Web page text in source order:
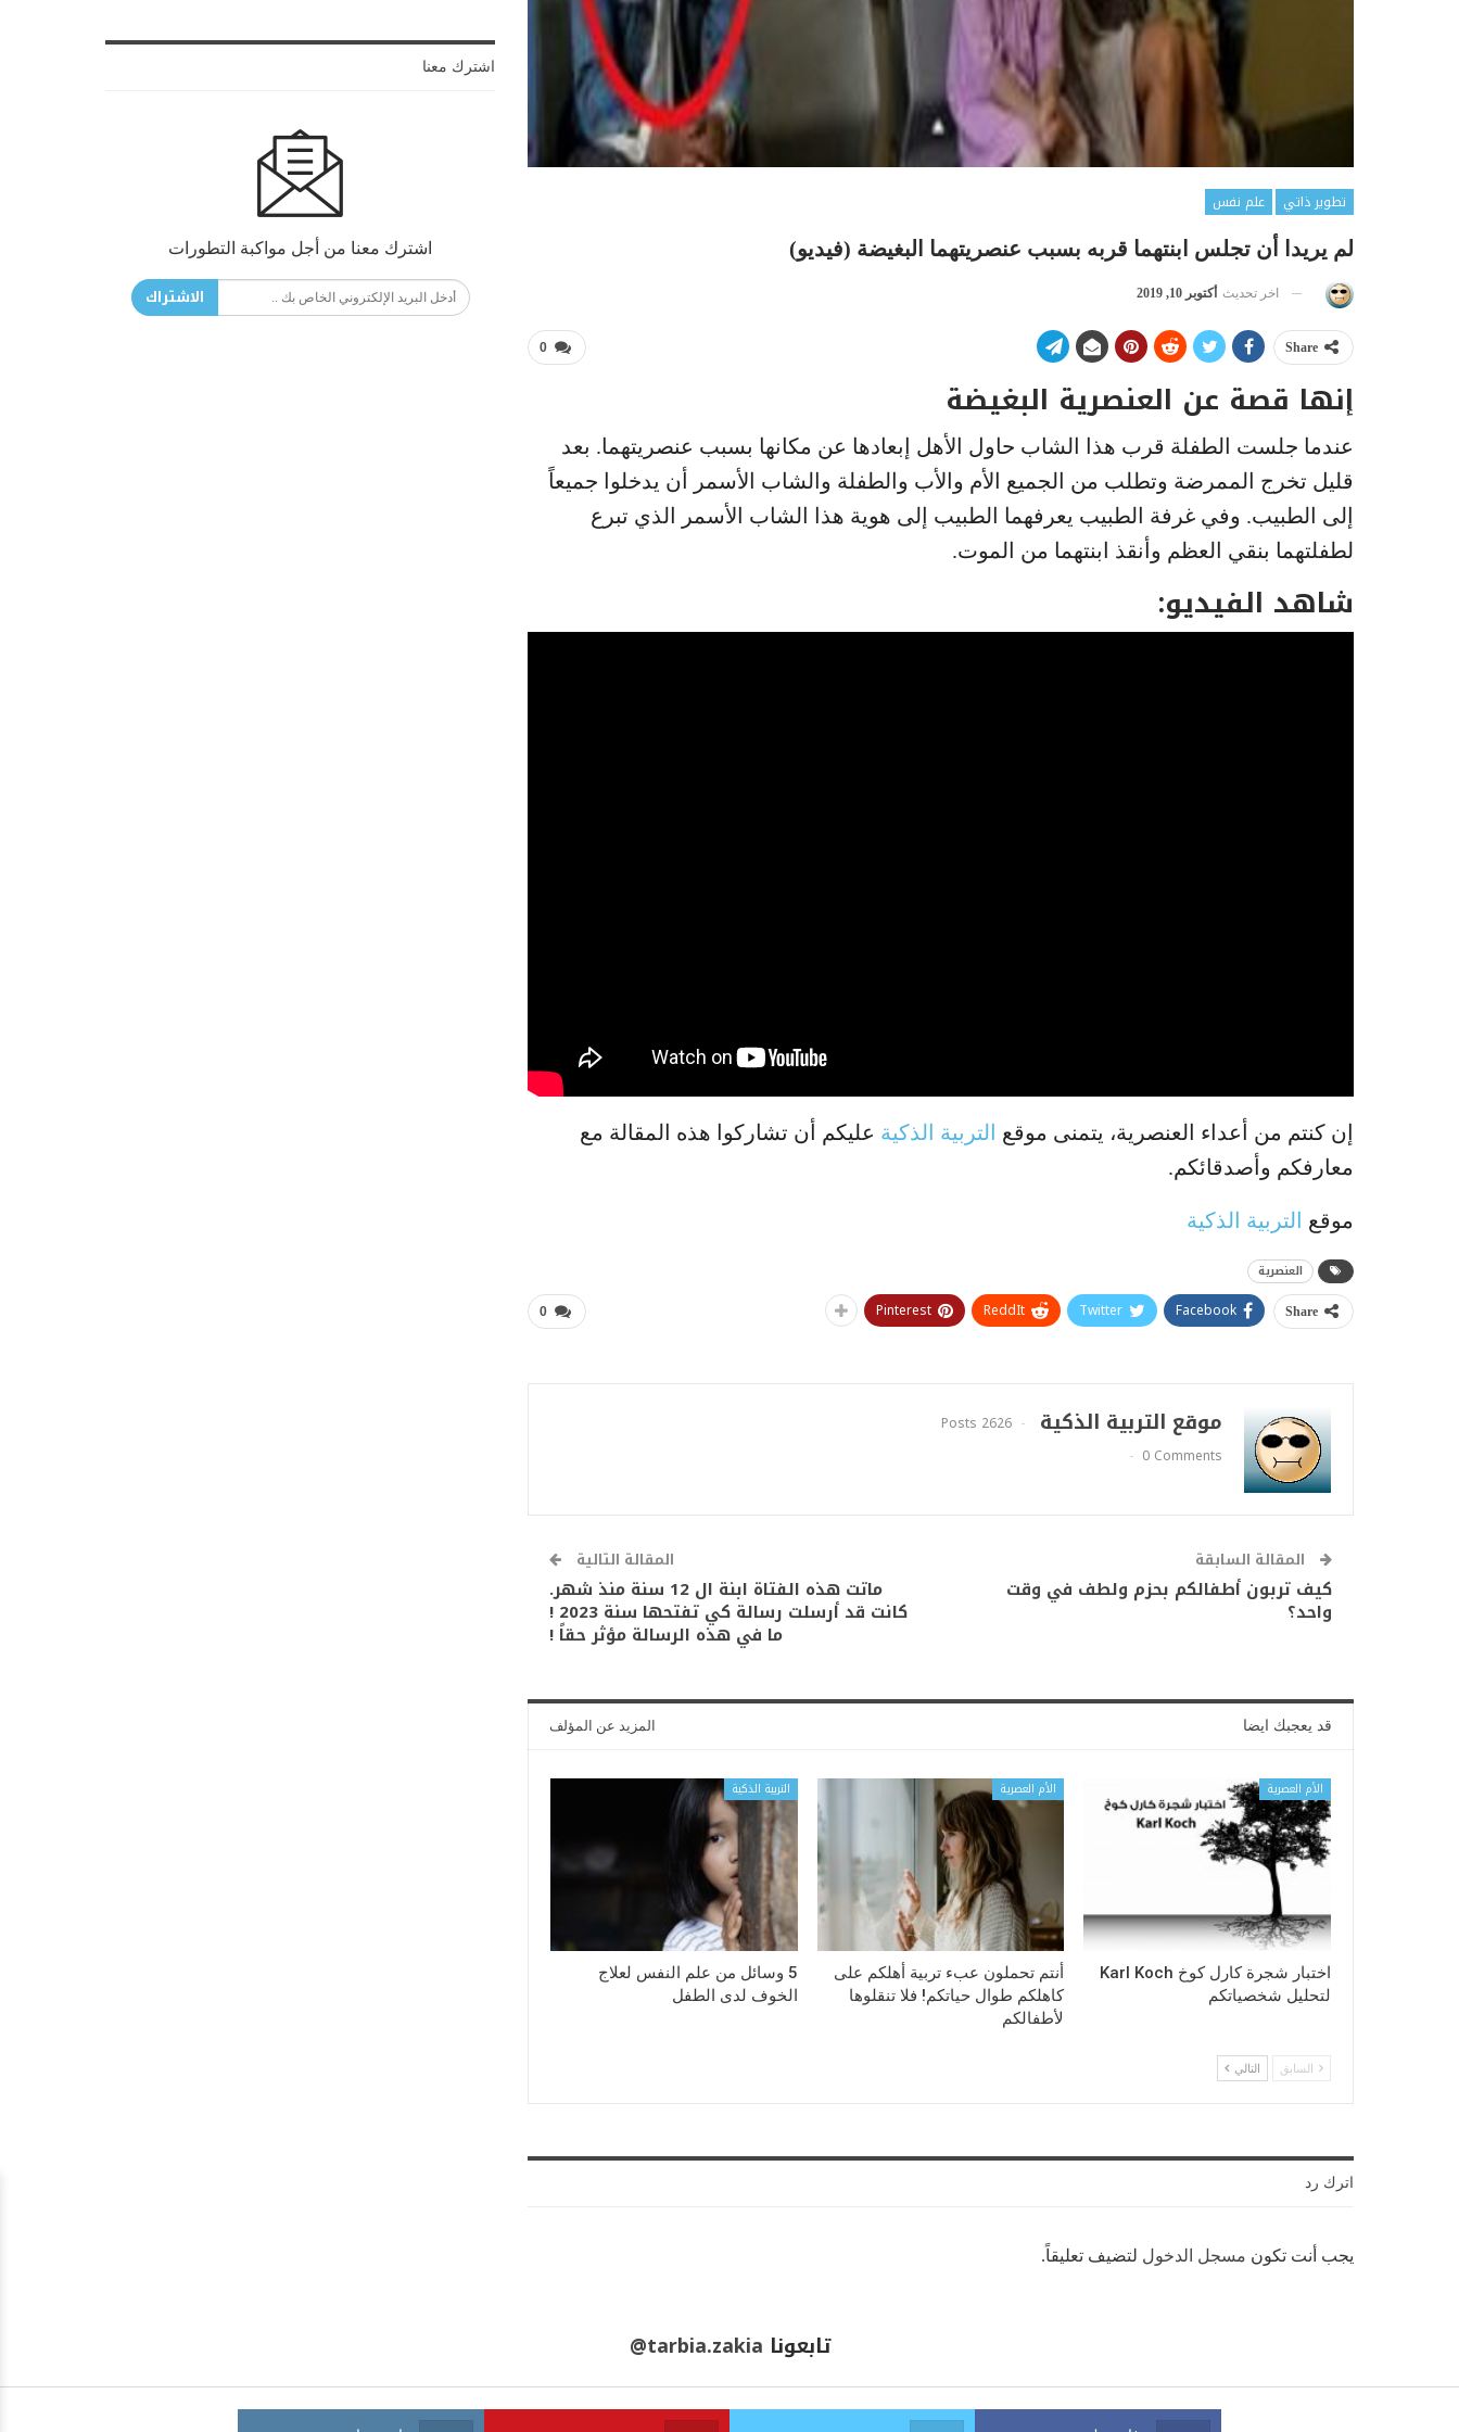
تطوير ذاتي
علم نفس
لم يريدا أن تجلس ابنتهما قربه بسبب عنصريتهما البغيضة (فيديو)
اخر تحديث أكتوبر 10, 2019
0 Share
إنها قصة عن العنصرية البغيضة
عندما جلست الطفلة قرب هذا الشاب حاول الأهل إبعادها عن مكانها بسبب عنصريتهما. بعد
قليل تخرج الممرضة وتطلب من الجميع الأم والأب والطفلة والشاب الأسمر أن يدخلوا جميعاً
إلى الطبيب. وفي غرفة الطبيب يعرفهما الطبيب إلى هوية هذا الشاب الأسمر الذي تبرع
لطفلتهما بنقي العظم وأنقذ ابنتهما من الموت.
شاهد الفيديو:
إن كنتم من أعداء العنصرية، يتمنى موقع التربية الذكية عليكم أن تشاركوا هذه المقالة مع
معارفكم وأصدقائكم.
موقع التربية الذكية
العنصرية
0 Share
Facebook
Twitter
ReddIt
Pinterest
موقع التربية الذكية
2626 Posts
0 Comments
المقالة السابقة
كيف تربون أطفالكم بحزم ولطف في وقت
واحد؟
المقالة التالية
ماتت هذه الفتاة ابنة ال 12 سنة منذ شهر.
كانت قد أرسلت رسالة كي تفتحها سنة 2023 !
ما في هذه الرسالة مؤثر حقاً !
قد يعجبك ايضا المزيد عن المؤلف
الأم العصرية
اختبار شجرة كارل كوخ Karl Koch
لتحليل شخصياتكم
الأم العصرية
أنتم تحملون عبء تربية أهلكم على
كاهلكم طوال حياتكم! فلا تنقلوها
لأطفالكم
التربية الذكية
5 وسائل من علم النفس لعلاج
الخوف لدى الطفل
السابق التالي
اترك رد
يجب أنت تكون مسجل الدخول لتضيف تعليقاً.
اشترك معنا
اشترك معنا من أجل مواكبة التطورات
الاشتراك
تابعونا @tarbia.zakia